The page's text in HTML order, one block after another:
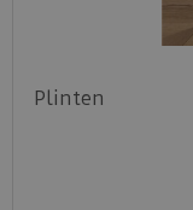
Plinten